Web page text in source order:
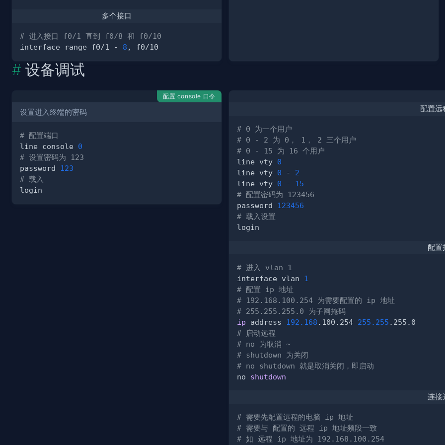
多个接口
# 进入接口 f0/1 直到 f0/8 和 f0/10
interface range f0/1 - 8
设备调试
配置 console 口令
设置进入终端的密码
# 配置端口
line console 0
# 设置密码为 123
password 123
# 载入
配置远
# 0 为一个用户
# 0 - 2 为 0， 1， 2 三个用户
# 0 - 15 为 16 个用户
line vty 0
line vty 0 - 2
line vty 0 - 15
# 配置密码为 123456
password 123456
# 载入设置
配置
# 进入 vlan 1
interface vlan 1
# 配置 ip 地址
# 192.168.100.254 为需要配置的 ip 地址
# 255.255.255.0 为子网掩码
ip address 192.168 .100.254 255.255
# 启动远程
# no 为取消 ~
# shutdown 为关闭
# no shutdown 就是取消关闭，即启动
no shutdown
连接
# 需要先配置远程的电脑 ip 地址
# 需要与 配置的 远程 ip 地址频段一致
# 如 远程 ip 地址为 192.168.100.254